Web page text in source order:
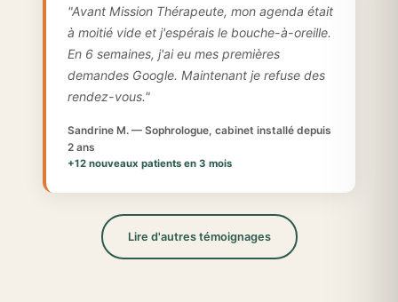
"Avant Mission Thérapeute, mon agenda était
à moitié vide et j'espérais le bouche-à-oreille.
En 6 semaines, j'ai eu mes premières
demandes Google. Maintenant je refuse des
rendez-vous."
Sandrine M. — Sophrologue, cabinet installé depuis
2 ans
+12 nouveaux patients en 3 mois
Lire d'autres témoignages